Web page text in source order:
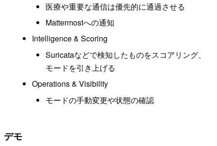
医療や重要な通信は優先的に通過させる
Mattermostへの通知
Intelligence & Scoring
Suricataなどで検知したものをスコアリング、
モードを引き上げる
Operations & Visibility
モードの手動変更や状態の確認
デモ